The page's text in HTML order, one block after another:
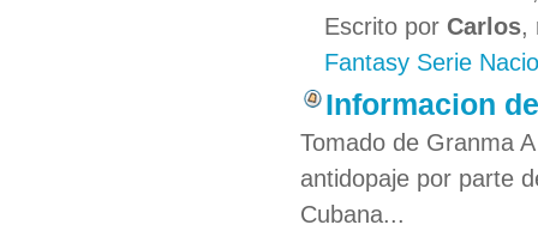
Escrito por Carlos,
Fantasy Serie
Informacion
Tomado de Granma
antidopaje por parte
Cubana...